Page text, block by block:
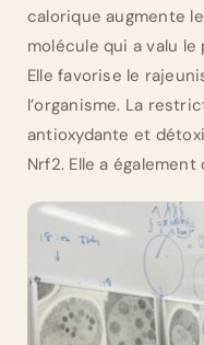
calorique augmente
molécule qui a valu le
Elle favorise le
l’organisme. La
antioxydante et
Nrf2. Elle a